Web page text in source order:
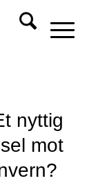
nyttig
mot